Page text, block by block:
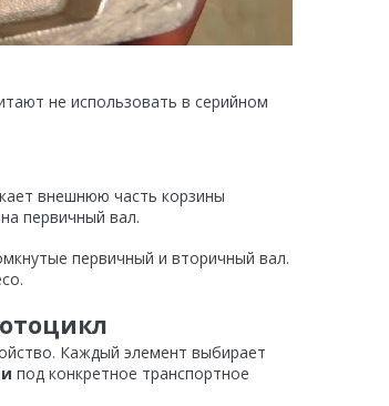
не использовать в серийном
внешнюю часть корзины
первичный вал.
первичный и вторичный вал.
Каждый элемент выбирает
под конкретное транспортное